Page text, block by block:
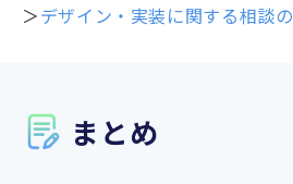
＞デザイン・実装に関する相談
まとめ